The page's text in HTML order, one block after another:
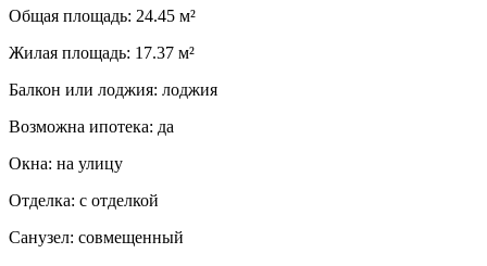
Общая площадь: 24.45 м²
Жилая площадь: 17.37 м²
Балкон или лоджия: лоджия
Возможна ипотека: да
Окна: на улицу
Отделка: с отделкой
Санузел: совмещенный